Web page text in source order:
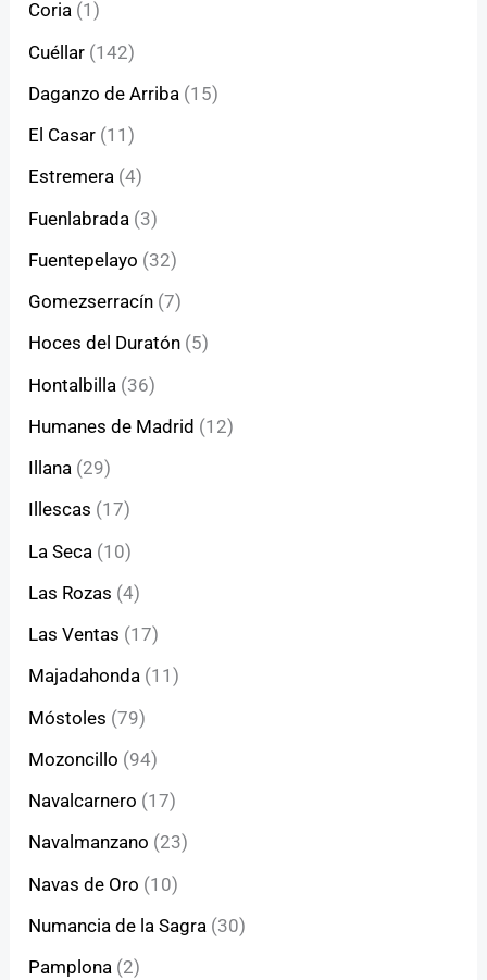
Coria (1)
Cuéllar (142)
Daganzo de Arriba (15)
El Casar (11)
Estremera (4)
Fuenlabrada (3)
Fuentepelayo (32)
Gomezserracín (7)
Hoces del Duratón (5)
Hontalbilla (36)
Humanes de Madrid (12)
Illana (29)
Illescas (17)
La Seca (10)
Las Rozas (4)
Las Ventas (17)
Majadahonda (11)
Móstoles (79)
Mozoncillo (94)
Navalcarnero (17)
Navalmanzano (23)
Navas de Oro (10)
Numancia de la Sagra (30)
Pamplona (2)